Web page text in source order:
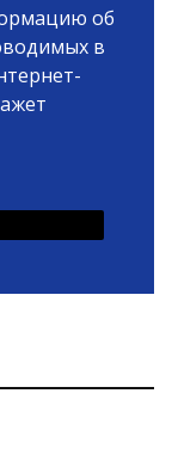
об
в